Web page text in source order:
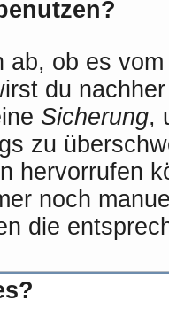
ab, ob es
du
Sicherung,
zu
hervorrufen
noch
die